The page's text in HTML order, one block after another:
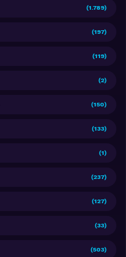
(1.789)
(197)
(119)
(2)
(150)
(133)
(1)
(237)
(127)
(33)
(503)